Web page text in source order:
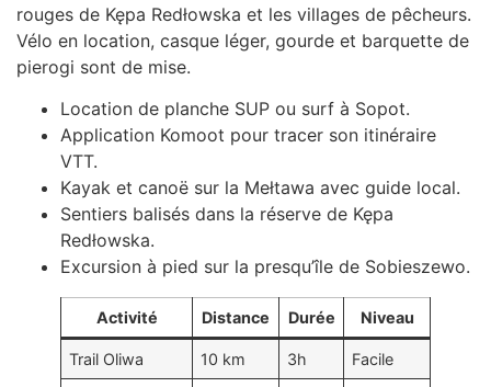
rouges de Kępa Redłowska et les villages de pêcheurs.
Vélo en location, casque léger, gourde et barquette de
pierogi sont de mise.
Location de planche SUP ou surf à Sopot.
Application Komoot pour tracer son itinéraire
VTT.
Kayak et canoë sur la Mełtawa avec guide local.
Sentiers balisés dans la réserve de Kępa
Redłowska.
Excursion à pied sur la presqu’île de Sobieszewo.
Activité Distance Durée Niveau
Trail Oliwa 10 km 3h Facile